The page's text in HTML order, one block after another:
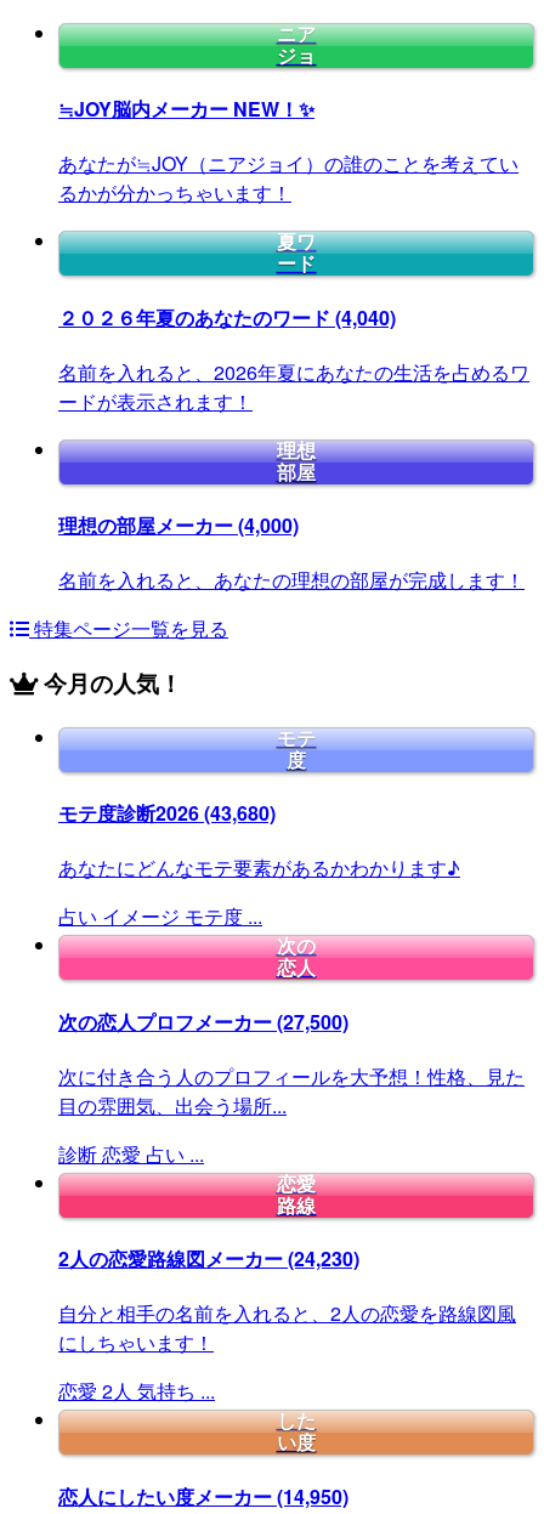
ニア
ジョ
≒JOY脳内メーカー NEW！✨
あなたが≒JOY（ニアジョイ）の誰のことを考えてい
るかが分かっちゃいます！
夏ワ
ード
２０２６年夏のあなたのワード (4,040)
名前を入れると、2026年夏にあなたの生活を占めるワ
ードが表示されます！
理想
部屋
理想の部屋メーカー(4,000)
名前を入れると、あなたの理想の部屋が完成します！
特集ページ一覧を見る
今月の人気！
モテ
度
モテ度診断2026(43,680)
あなたにどんなモテ要素があるかわかります♪
占い イメージ モテ度 ...
次の
恋人
次の恋人プロフメーカー(27,500)
次に付き合う人のプロフィールを大予想！性格、見た
目の雰囲気、出会う場所...
診断恋愛 占い ...
恋愛
路線
2人の恋愛路線図メーカー(24,230)
自分と相手の名前を入れると、2人の恋愛を路線図風
にしちゃいます！
恋愛 2人 気持ち ...
した
い度
恋人にしたい度メーカー(14,950)